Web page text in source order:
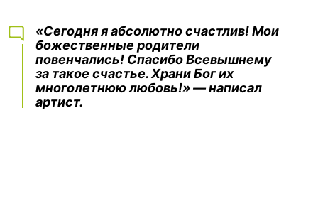
«Сегодня я абсолютно счастлив! Мои
божественные родители
повенчались! Спасибо Всевышнему
за такое счастье. Храни Бог их
многолетнюю любовь!» — написал
артист.